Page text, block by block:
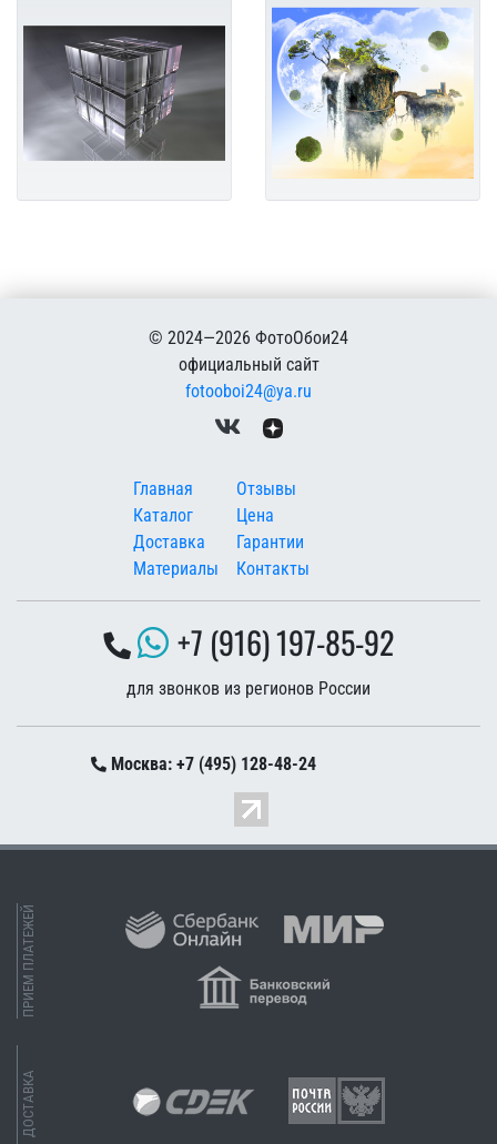
© 2024—2026 ФотоОбои24
официальный сайт
fotooboi24@ya.ru
Меню в подвале
Главная
Каталог
Доставка
Материалы
Отзывы
Цена
Гарантии
Контакты
+7 (916) 197-85-92
для звонков из регионов России
Москва: +7 (495) 128-48-24
ПРИЕМ ПЛАТЕЖЕЙ
ДОСТАВКА